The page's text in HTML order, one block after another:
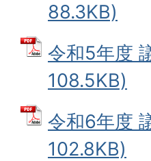
88.3KB)
令和5年度
108.5KB)
令和6年度
102.8KB)